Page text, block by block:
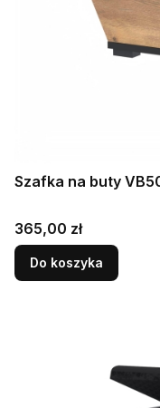
Szafka na buty
Cena
365,00 zł
Do koszyka